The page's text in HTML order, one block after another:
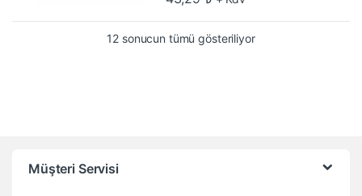
12 sonucun tümü gösteriliyorEn çok oy alana göre
Müşteri Servisi